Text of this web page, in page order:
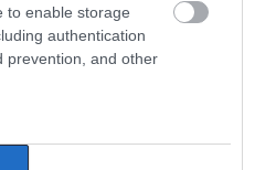
to enable storage
authentication
prevention, and other